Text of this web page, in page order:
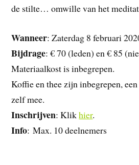
de stilte… omwille van het
Wanneer: Zaterdag 8 februari
Bijdrage: € 70 (leden) en € 85
Materiaalkost is inbegrepen.
Koffie en thee zijn inbegrepen,
zelf mee.
Inschrijven: Klikhier.
Info: Max. 10 deelnemers